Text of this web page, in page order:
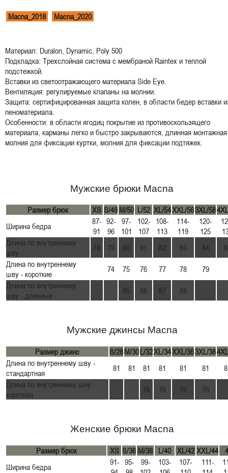
Macna_2018 Macna_2020
Материал: Duralon, Dynamic, Poly 500
Подкладка: Трехслойная система с мембраной Raintex и теплой
подстежкой.
Вставки из светоотражающего материала Side Eye.
Вентиляция: регулируемые клапаны на молнии.
Защита: сертифицированная защита колен, в области бедер вставки
пеноматериала.
Особенности: в области ягодиц покрытие из противоскользящего
материала, карманы легко и быстро закрываются, длинная монтажная
молния для фиксации куртки, молния для фиксации подтяжек.
Мужские брюки Macna
Размер брюк XS S/48 M/50 L/52 XL/54XXL/563XL/58
Ширина бедра
87-
91
92-
96
97-
101
102-
107
108-
113
114-
119
120-
125
Длина по внутреннему
шву
78 79 80 81 82 83 84
Длина по внутреннему
шву - короткие
74 75 76 77 78
79
Длина по внутреннему
шву - длинные
85 86 87 88
Мужские джинсы Macna
Размер джинс S/28M/30L/32XL/34XXL/363XL/38
Длина по внутреннему шву -
стандартная
81 81 81 81 81 81
Длина по внутреннему шву -
короткая
76 76 76 76
Женские брюки Macna
Размер брюк XS S/36 M/38 L/40 XL/42 XXL/44
Ширина бедра
91- 95-
99-
103-
107-
111-